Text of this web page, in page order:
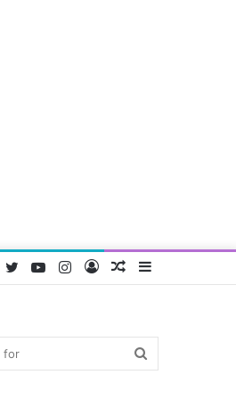
Random
Log
Instagram
YouTube
Twitter
Facebook